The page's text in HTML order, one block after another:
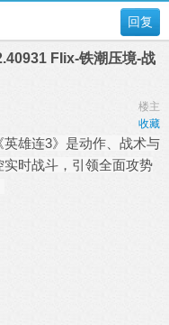
回复
FIix-铁潮压境-战
楼主
收藏
雄连3》是动作、战术与
时战斗，引领全面攻势